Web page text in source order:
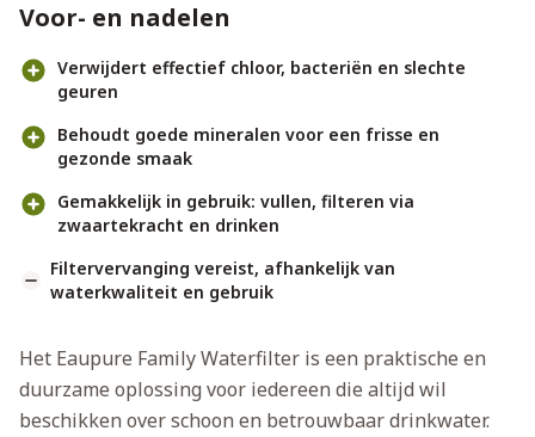
Voor- en nadelen
Verwijdert effectief chloor, bacteriën en slechte
geuren
Behoudt goede mineralen voor een frisse en
gezonde smaak
Gemakkelijk in gebruik: vullen, filteren via
zwaartekracht en drinken
Filtervervanging vereist, afhankelijk van
waterkwaliteit en gebruik
Het Eaupure Family Waterfilter is een praktische en
duurzame oplossing voor iedereen die altijd wil
beschikken over schoon en betrouwbaar drinkwater.